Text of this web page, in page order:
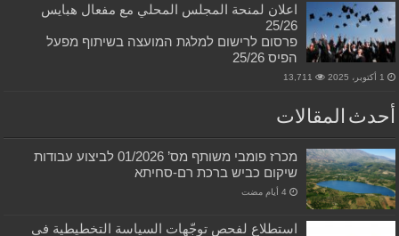
اعلان لمنحة المجلس المحلي مع مفعال هبايس
25/26
פרסום לרישום למלגת המועצה בשיתוף מפעל
הפיס 25/26
1 أكتوبر، 2025 13,711
أحدث المقالات
מכרז פומבי משותף מס’ 01/2026 לביצוע עבודות
שיקום כביש ברכת רם-סחיתא
استطلاع لفحص توجّهات السياسة التخطيطية في